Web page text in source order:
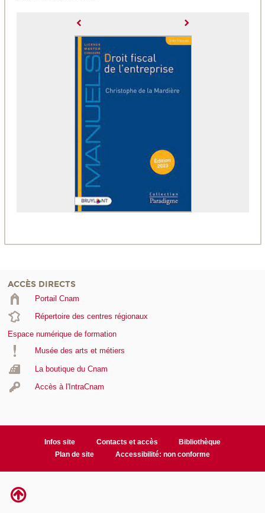
ACCÈS DIRECTS
Portail Cnam
Répertoire des centres régionaux
Espace numérique de formation
Musée des arts et métiers
La boutique du Cnam
Accès à l'IntraCnam
Infos site Contacts et accès
Bibliothèque
Plan de site
Accessibilité: non conforme